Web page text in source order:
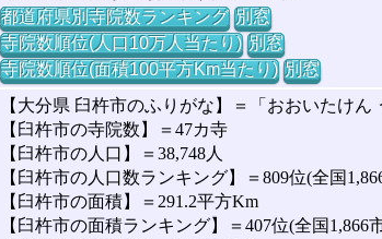
都道府県別寺院数ランキング 別窓
寺院数順位(人口10万人当たり) 別窓
寺院数順位(面積100平方Km当たり) 別窓
【大分県 臼杵市のふりがな】＝「おおいたけん
【臼杵市の寺院数】＝47カ寺
【臼杵市の人口】＝38,748人
【臼杵市の人口数ランキング】＝809位(全国
【臼杵市の面積】＝291.2平方Km
【臼杵市の面積ランキング】＝407位(全国1,866